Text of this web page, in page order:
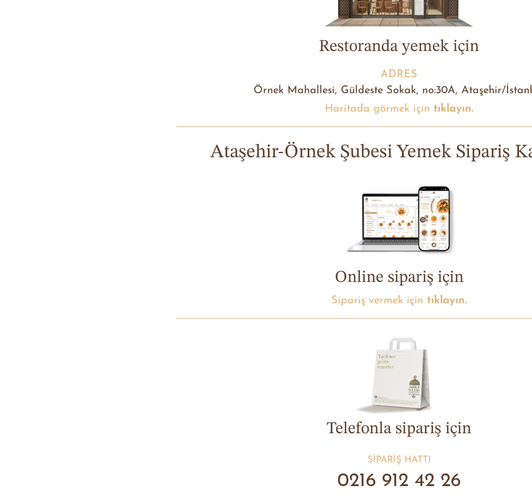
Restoranda yemek için
ADRES
Örnek Mahallesi, Güldeste Sokak, no:30A, Ataşehir/
Haritada görmek için tıklayın.
Ataşehir-Örnek Şubesi Yemek Sipariş
Online sipariş için
Sipariş vermek için tıklayın.
Telefonla sipariş için
SIPARIŞ HATTI
0216 912 42 26